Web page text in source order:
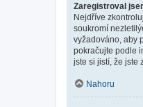
Zaregistroval
Nejdříve
soukromí
vyžadováno, aby
pokračujte podle
jste si jistí, že jste
Nahoru